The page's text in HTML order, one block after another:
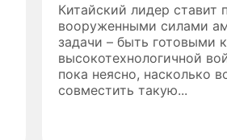
Китайский лидер ставит
вооруженными силами
задачи – быть готовыми
высокотехнологичной
пока неясно, насколько
совместить такую...